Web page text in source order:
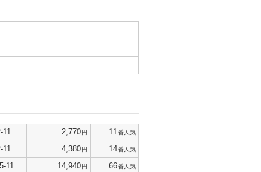
11 2,770円 11 番人気
11 4,380円 14番人気
11 14,940円 66番人気